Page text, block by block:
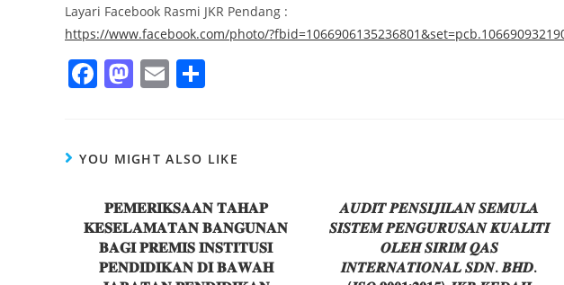
Layari Facebook Rasmi JKR Pendang :
https://www.facebook.com/photo/
F
a
e
o
o
k
M
a
o
o
n
E
m
l e
YOU MIGHT ALSO LIKE
𝐏𝐄𝐌𝐄𝐑𝐈𝐊𝐒𝐀𝐀𝐍 𝐓𝐀𝐇𝐀𝐏
𝐊𝐄𝐒𝐄𝐋𝐀𝐌𝐀𝐓𝐀𝐍 𝐁𝐀𝐍𝐆𝐔𝐍𝐀𝐍
𝐁𝐀𝐆𝐈 𝐏𝐑𝐄𝐌𝐈𝐒 𝐈𝐍𝐒𝐓𝐈𝐓𝐔𝐒𝐈
𝐏𝐄𝐍𝐃𝐈𝐃𝐈𝐊𝐀𝐍 𝐃𝐈 𝐁𝐀𝐖𝐀𝐇
𝑨𝑼𝑫𝑰𝑻 𝑷𝑬𝑵𝑺𝑰𝑱𝑰𝑳𝑨𝑵 𝑺𝑬𝑴𝑼𝑳𝑨
𝑺𝑰𝑺𝑻𝑬𝑴 𝑷𝑬𝑵𝑮𝑼𝑹𝑼𝑺𝑨𝑵 𝑲𝑼𝑨𝑳𝑰𝑻𝑰
𝑶𝑳𝑬𝑯 𝑺𝑰𝑹𝑰𝑴 𝑸𝑨𝑺
𝑰𝑵𝑻𝑬𝑹𝑵𝑨𝑻𝑰𝑶𝑵𝑨𝑳 𝑺𝑫𝑵. 𝑩𝑯𝑫.